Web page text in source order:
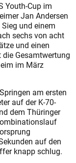
Youth-Cup im
Jan Andersen
und einem
sechs von acht
und einen
Gesamtwertung
im März
am ersten
auf der K-70-
dem Thüringer
auf den
knapp schlug.